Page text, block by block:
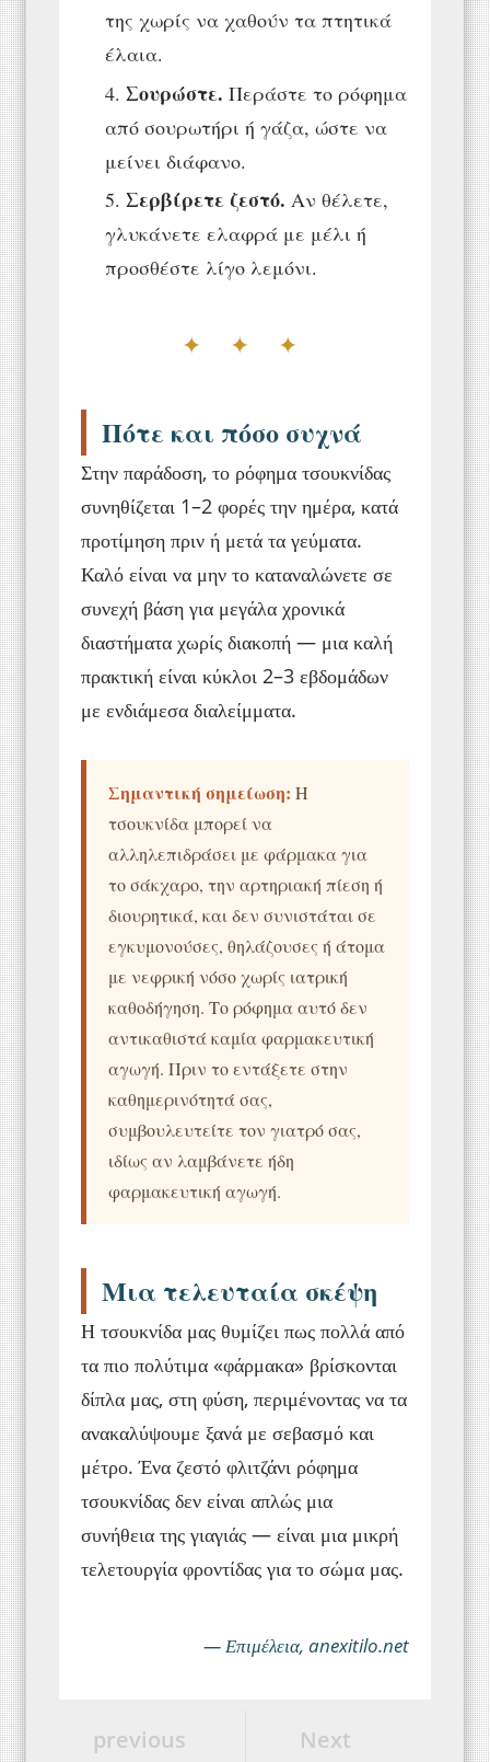
της χωρίς να χαθούν τα πτητικά
έλαια.
Σουρώστε. Περάστε το ρόφημα
από σουρωτήρι ή γάζα, ώστε να
μείνει διάφανο.
Σερβίρετε ζεστό. Αν θέλετε,
γλυκάνετε ελαφρά με μέλι ή
προσθέστε λίγο λεμόνι.
✦ ✦ ✦
Πότε και πόσο συχνά
Στην παράδοση, το ρόφημα τσουκνίδας
συνηθίζεται 1–2 φορές την ημέρα, κατά
προτίμηση πριν ή μετά τα γεύματα.
Καλό είναι να μην το καταναλώνετε σε
συνεχή βάση για μεγάλα χρονικά
διαστήματα χωρίς διακοπή — μια καλή
πρακτική είναι κύκλοι 2–3 εβδομάδων
με ενδιάμεσα διαλείμματα.
Σημαντική σημείωση: Η
τσουκνίδα μπορεί να
αλληλεπιδράσει με φάρμακα για
το σάκχαρο, την αρτηριακή πίεση ή
διουρητικά, και δεν συνιστάται σε
εγκυμονούσες, θηλάζουσες ή άτομα
με νεφρική νόσο χωρίς ιατρική
καθοδήγηση. Το ρόφημα αυτό δεν
αντικαθιστά καμία φαρμακευτική
αγωγή. Πριν το εντάξετε στην
καθημερινότητά σας,
συμβουλευτείτε τον γιατρό σας,
ιδίως αν λαμβάνετε ήδη
φαρμακευτική αγωγή.
Μια τελευταία σκέψη
Η τσουκνίδα μας θυμίζει πως πολλά από
τα πιο πολύτιμα «φάρμακα» βρίσκονται
δίπλα μας, στη φύση, περιμένοντας να τα
ανακαλύψουμε ξανά με σεβασμό και
μέτρο. Ένα ζεστό φλιτζάνι ρόφημα
τσουκνίδας δεν είναι απλώς μια
συνήθεια της γιαγιάς — είναι μια μικρή
τελετουργία φροντίδας για το σώμα μας.
— Επιμέλεια, anexitilo.net
Next
previous